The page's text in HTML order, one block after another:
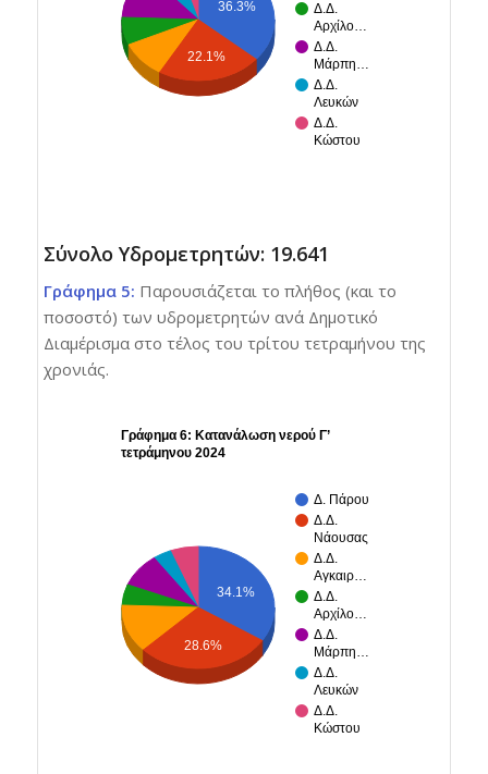
Δ.Δ.
Αρχίλο…
Δ.Δ.
Μάρπη…
Δ.Δ.
Λευκών
Δ.Δ.
Κώστου
36.3%
22.1%
Σύνολο Υδρομετρητών: 19.641
Γράφημα 5: Παρουσιάζεται το πλήθος (και το
ποσοστό) των υδρομετρητών ανά Δημοτικό
Διαμέρισμα στο τέλος του τρίτου τετραμήνου της
χρονιάς.
Γράφημα 6: Κατανάλωση νερού Γ’
τετράμηνου 2024
Δ. Πάρου
Δ.Δ.
Νάουσας
Δ.Δ.
Αγκαιρ…
Δ.Δ.
Αρχίλο…
Δ.Δ.
Μάρπη…
Δ.Δ.
Λευκών
Δ.Δ.
Κώστου
34.1%
28.6%